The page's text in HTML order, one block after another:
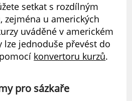
setkat s rozdílným
zejména u amerických
uváděné v americkém
lze jednoduše převést do
konvertoru kurzů.
pro sázkaře